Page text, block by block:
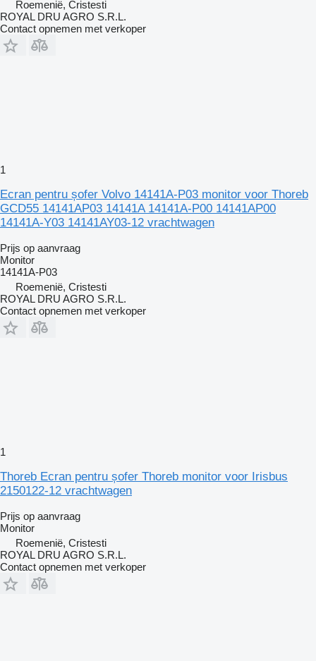
Roemenië, Cristesti
ROYAL DRU AGRO S.R.L.
Contact opnemen met verkoper
1
Ecran pentru șofer Volvo 14141A-P03 monitor voor Thoreb
GCD55 14141AP03 14141A 14141A-P00 14141AP00
14141A-Y03 14141AY03-12 vrachtwagen
Prijs op aanvraag
Monitor
14141A-P03
Roemenië, Cristesti
ROYAL DRU AGRO S.R.L.
Contact opnemen met verkoper
1
Thoreb Ecran pentru șofer Thoreb monitor voor Irisbus
2150122-12 vrachtwagen
Prijs op aanvraag
Monitor
Roemenië, Cristesti
ROYAL DRU AGRO S.R.L.
Contact opnemen met verkoper